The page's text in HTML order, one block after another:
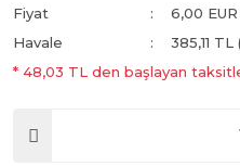
Fiyat
6,00
Havale
385,11
* 48,03 TL den başlayan